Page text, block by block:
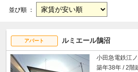
並び順 ：
アパート ルミエール鵠沼
小田急電鉄江
築年38年 / 2階